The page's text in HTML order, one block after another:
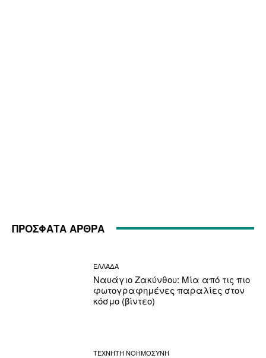
ΠΡΟΣΦΑΤΑ ΑΡΘΡΑ
ΕΛΛΑΔΑ
Ναυάγιο Ζακύνθου: Μία από τις πιο
φωτογραφημένες παραλίες στον
κόσμο (βίντεο)
ΤΕΧΝΗΤΗ ΝΟΗΜΟΣΥΝΗ